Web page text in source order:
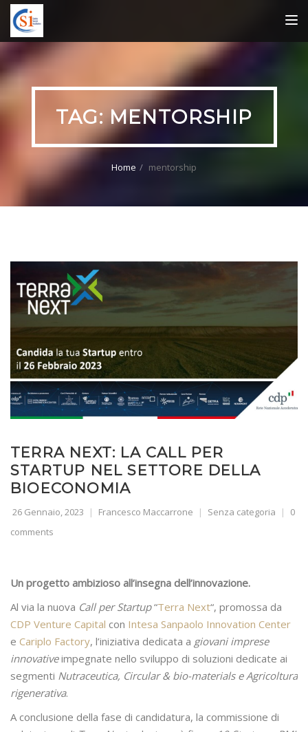
TAG:MENTORSHIP
Home mentorship
TERRA NEXT: LA CALL PER
STARTUP NEL SETTORE DELLA
BIOECONOMIA
26 Gennaio, 2023 Francesco Maccarrone Senza categoria
0
comments
Un progetto ambizioso all’insegna dell’innovazione.
Al via la nuova Call per Startup“Terra Next“, promossa da
CDP Venture Capital con Intesa Sanpaolo Innovation Center
e Cariplo Factory, l’iniziativa dedicata a giovani imprese
innovativeimpegnate nello sviluppo di soluzioni dedicate ai
segmenti Nutraceutica, Circular & bio-materials e Agricoltura
rigenerativa.
A conclusione della fase di candidatura, la commissione di